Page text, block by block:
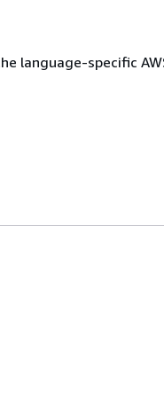
language-specific